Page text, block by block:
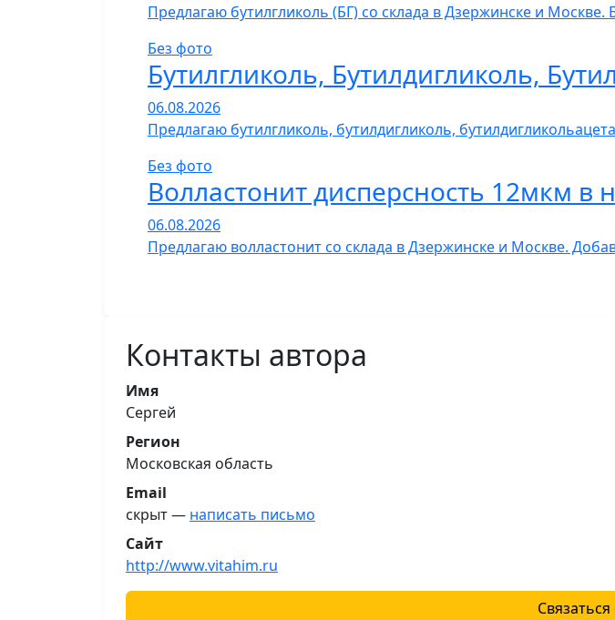
Предлагаю бутилгликоль (БГ) со склада в Дзержинске и Москве.
Без фото
Бутилгликоль, Бутилдигликоль,
06.08.2026
Предлагаю бутилгликоль, бутилдигликоль,
Без фото
Волластонит дисперсность 12мкм в
06.08.2026
Предлагаю волластонит со склада в Дзержинске и Москве.
Контакты автора
Имя
Сергей
Регион
Московская область
Email
скрыт — написать письмо
Сайт
http://www.vitahim.ru